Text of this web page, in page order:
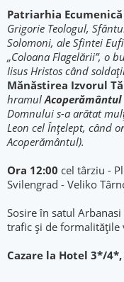
Patriarhia Ecumenică
Grigorie Teologul,
Solomoni, ale Sfintei
„Coloana Flagelării”, o
Iisus Hristos când
Mănăstirea Izvorul
hramul
Domnului s-a arătat
Leon cel Înţelept, când
Acoperământul).
Ora 12:00 cel târziu -
Svilengrad - Veliko
Sosire în satul
trafic și de formalitățile
Cazare la Hotel 3*/